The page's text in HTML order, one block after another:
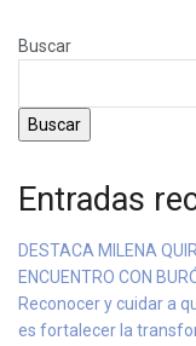
Buscar
Buscar
Entradas
DESTACA MILENA
ENCUENTRO CON
Reconocer y cuidar a
es fortalecer la